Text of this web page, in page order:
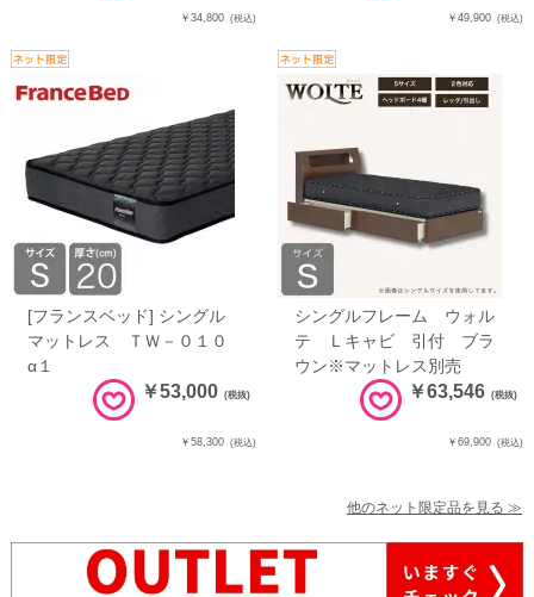
￥34,800 (税込) ￥49,900 (税込)
[フランスベッド] シングル
マットレス ＴＷ－０１０
α１
￥53,000 (税抜)
￥58,300 (税込)
シングルフレーム ウォル
テ Ｌキャビ 引付 ブラ
ウン※マットレス別売
￥63,546 (税抜)
￥69,900 (税込)
他のネット限定品を見る ≫